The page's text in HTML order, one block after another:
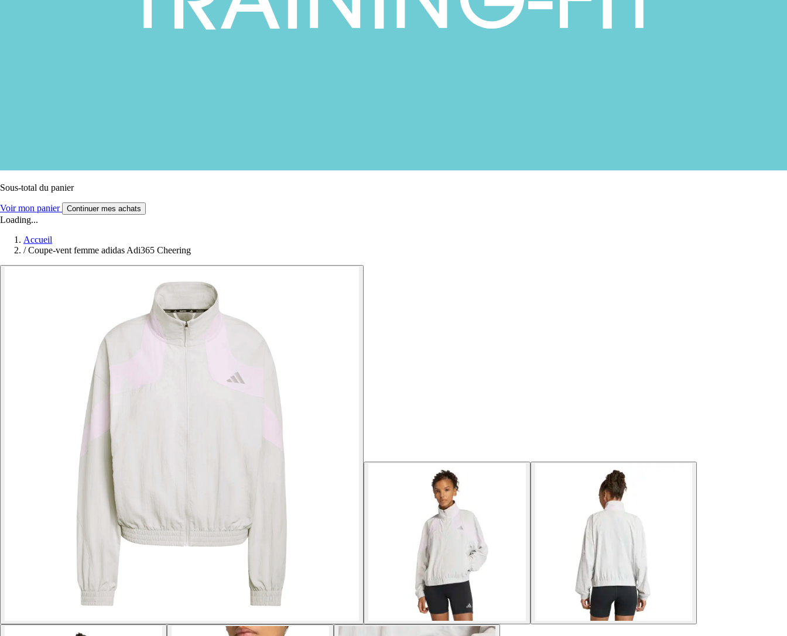
Sous-total du panier
Voir mon panier Continuer mes achats
Loading...
Accueil
/ Coupe-vent femme adidas Adi365 Cheering